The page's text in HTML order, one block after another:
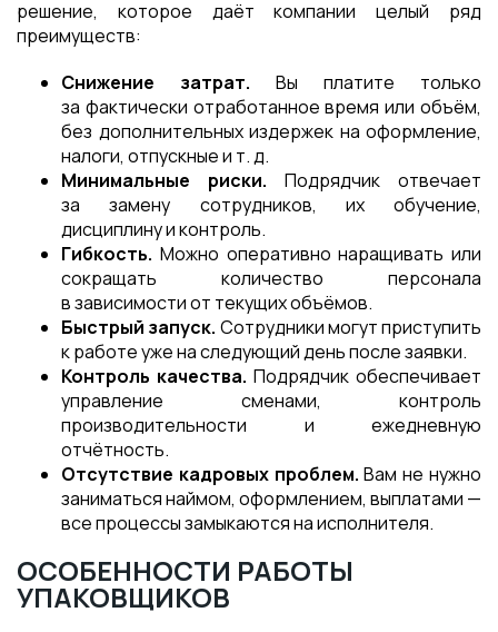
решение, которое даёт компании целый ряд
преимуществ:
Снижение затрат. Вы платите только
за фактически отработанное время или объём,
без дополнительных издержек на оформление,
налоги, отпускные и т. д.
Минимальные риски. Подрядчик отвечает
за замену сотрудников, их обучение,
дисциплину и контроль.
Гибкость. Можно оперативно наращивать или
сокращать количество персонала
в зависимости от текущих объёмов.
Быстрый запуск. Сотрудники могут приступить
к работе уже на следующий день после заявки.
Контроль качества. Подрядчик обеспечивает
управление сменами, контроль
производительности и ежедневную
отчётность.
Отсутствие кадровых проблем. Вам не нужно
заниматься наймом, оформлением, выплатами —
все процессы замыкаются на исполнителя.
ОСОБЕННОСТИ РАБОТЫ
УПАКОВЩИКОВ